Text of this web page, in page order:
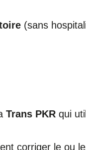
(sans
Trans PKR qui
corriger le ou